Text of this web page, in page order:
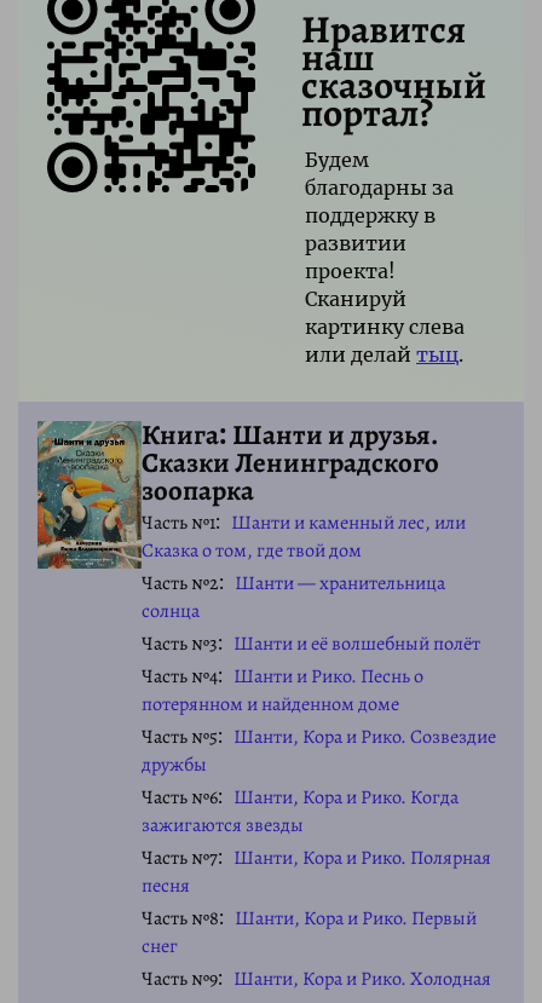
Нравится
наш
сказочный
портал?
Будем
благодарны за
поддержку в
развитии
проекта!
Сканируй
картинку слева
или делай тыц.
Книга: Шанти и друзья.
Сказки Ленинградского
зоопарка
Часть №1
Шанти и каменный лес, или
Сказка о том, где твой дом
Часть №2
Шанти — хранительница
солнца
Часть №3
Шанти и её волшебный полёт
Часть №4
Шанти и Рико. Песнь о
потерянном и найденном доме
Часть №5
Шанти, Кора и Рико. Созвездие
дружбы
Часть №6
Шанти, Кора и Рико. Когда
зажигаются звезды
Часть №7
Шанти, Кора и Рико. Полярная
песня
Часть №8
Шанти, Кора и Рико. Первый
снег
Часть №9
Шанти, Кора и Рико. Холодная